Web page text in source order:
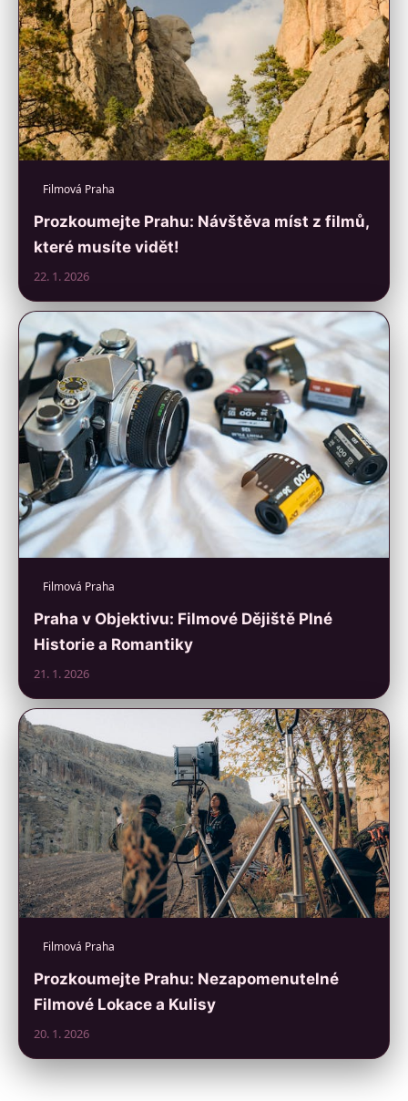
Filmová Praha
Prozkoumejte Prahu: Návštěva míst z filmů,
které musíte vidět!
22. 1. 2026
Filmová Praha
Praha v Objektivu: Filmové Dějiště Plné
Historie a Romantiky
21. 1. 2026
Filmová Praha
Prozkoumejte Prahu: Nezapomenutelné
Filmové Lokace a Kulisy
20. 1. 2026